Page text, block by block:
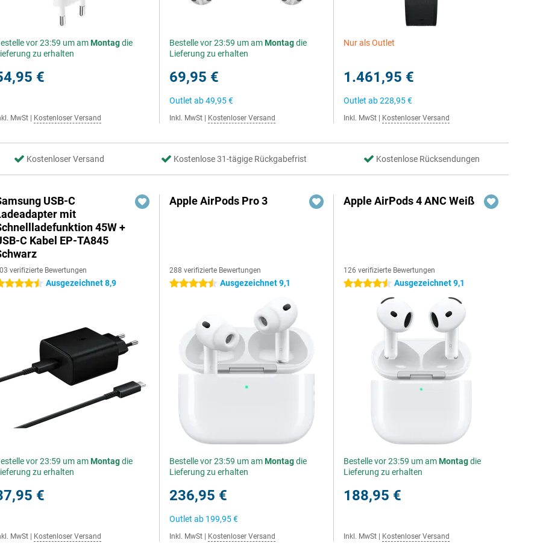
vor 23:59 um amMontagdie
zu erhalten
€
MwSt Kostenloser Versand
Bestelle vor 23:59 um amMontagdie
Lieferung zu erhalten
69,95 €
Outlet ab49,95 €
Inkl. MwSt Kostenloser Versand
Nur als Outlet
1.461,95 €
Outlet ab228,95 €
Inkl. MwSt Kostenloser Versand
Kostenloser Versand Kostenlose 31-tägige Rückgabefrist Kostenlose Rücksendungen
USB-C
mit
45W +
C Kabel EP-TA845
verifizierte Bewertungen
Sterne Ausgezeichnet 8,9
vor 23:59 um amMontagdie
zu erhalten
€
MwSt Kostenloser Versand
Apple AirPods Pro 3
288 verifizierte Bewertungen
4.5 Sterne Ausgezeichnet 9,1
Bestelle vor 23:59 um amMontagdie
Lieferung zu erhalten
236,95 €
Outlet ab 199,95 €
Inkl. MwSt Kostenloser Versand
Apple AirPods 4 ANC Weiß
126 verifizierte Bewertungen
4.5 Sterne Ausgezeichnet 9,1
Bestelle vor 23:59 um amMontagdie
Lieferung zu erhalten
188,95 €
Inkl. MwSt Kostenloser Versand